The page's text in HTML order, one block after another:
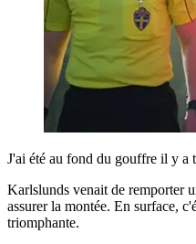
J'ai été au fond du gouffre il y a
Karlslunds venait de remporter
assurer la montée. En surface,
triomphante.